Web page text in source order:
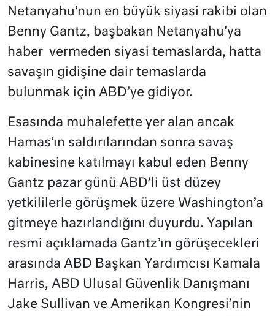
Netanyahu’nun en büyük siyasi rakibi olan
Benny Gantz, başbakan Netanyahu’ya
haber vermeden siyasi temaslarda, hatta
savaşın gidişine dair temaslarda
bulunmak için ABD’ye gidiyor.
Esasında muhalefette yer alan ancak
Hamas’ın saldırılarından sonra savaş
kabinesine katılmayı kabul eden Benny
Gantz pazar günü ABD’li üst düzey
yetkililerle görüşmek üzere Washington’a
gitmeye hazırlandığını duyurdu. Yapılan
resmi açıklamada Gantz’ın görüşecekleri
arasında ABD Başkan Yardımcısı Kamala
Harris, ABD Ulusal Güvenlik Danışmanı
Jake Sullivan ve Amerikan Kongresi’nin